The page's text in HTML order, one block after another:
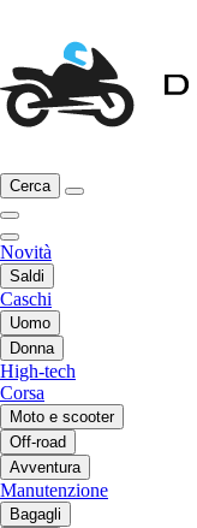
Cerca
Novità
Saldi
Caschi
Uomo
Donna
High-tech
Corsa
Moto e scooter
Off-road
Avventura
Manutenzione
Bagagli